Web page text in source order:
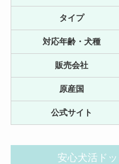
タイプ
対応年齢・犬種
販売会社
原産国
公式サイト
安心犬活ド